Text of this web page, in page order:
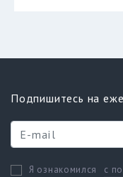
Подпишитесь на
Я ознакомился с